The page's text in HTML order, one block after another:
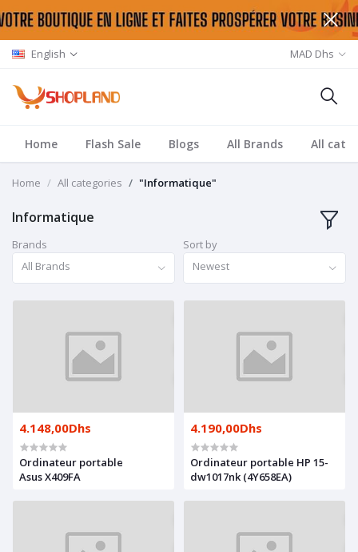
English MAD Dhs
Home Flash Sale Blogs All Brands All
Home All categories "Informatique"
Informatique
Brands
All Brands
Sort by
Newest
4.148,00Dhs
Ordinateur portable
Asus X409FA
4.190,00Dhs
Ordinateur portable HP 15-
dw1017nk (4Y658EA)